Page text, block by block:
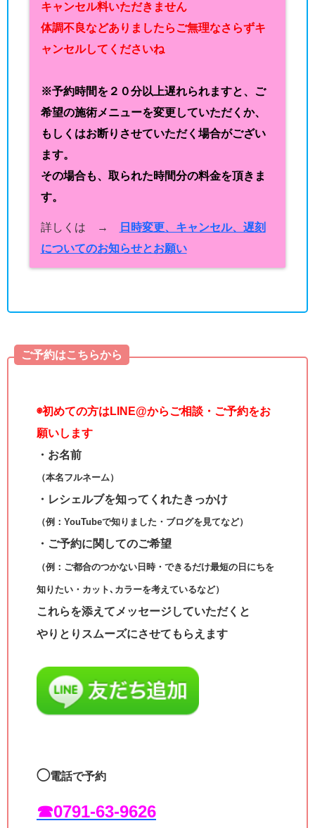
キャンセル料いただきません
体調不良などありましたらご無理なさらずキ
ャンセルしてくださいね
※予約時間を２０分以上遅れられますと、ご
希望の施術メニューを変更していただくか、
もしくはお断りさせていただく場合がござい
ます。
その場合も、取られた時間分の料金を頂きま
す。
詳しくは →
日時変更、キャンセル、遅刻
についてのお知らせとお願い
ご予約はこちらから
◉初めての方はLINE@からご相談・ご予約をお
願いします
・お名前
（本名フルネーム）
・レシェルブを知ってくれたきっかけ
（例：YouTubeで知りました・ブログを見てなど）
・ご予約に関してのご希望
（例：ご都合のつかない日時・できるだけ最短の日にちを
知りたい・カット､カラーを考えているなど）
これらを添えてメッセージしていただくと
やりとりスムーズにさせてもらえます
◯電話で予約
☎︎0791-63-9626